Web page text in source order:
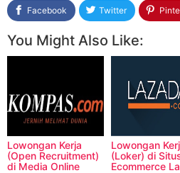
Facebook Twitter
You Might Also Like:
Lowongan Kerja
(Open Recruitment)
di Media Online
Lowongan
(Loker) di
Ecommerce